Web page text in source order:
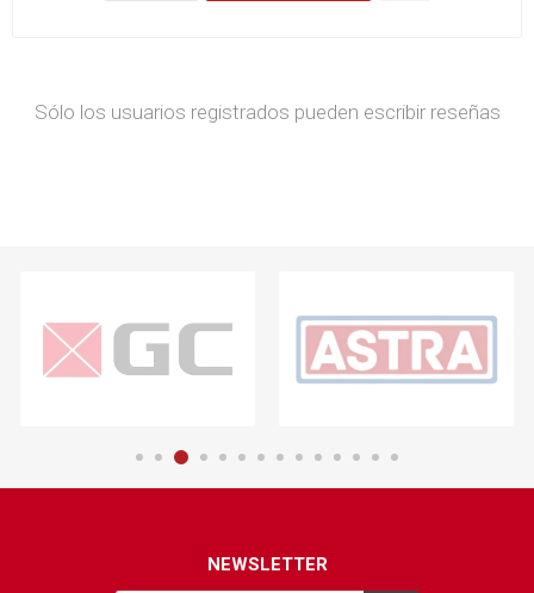
Sólo los usuarios registrados pueden escribir reseñas
NEWSLETTER